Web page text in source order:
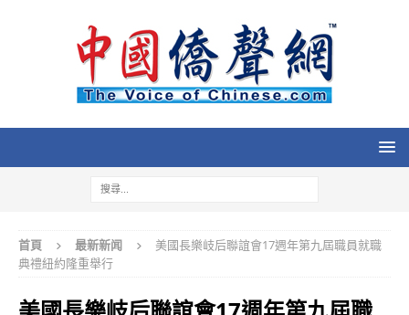
首頁 最新新闻
美國長樂岐后聯誼會17週年第九屆職員就職
典禮紐約隆重舉行